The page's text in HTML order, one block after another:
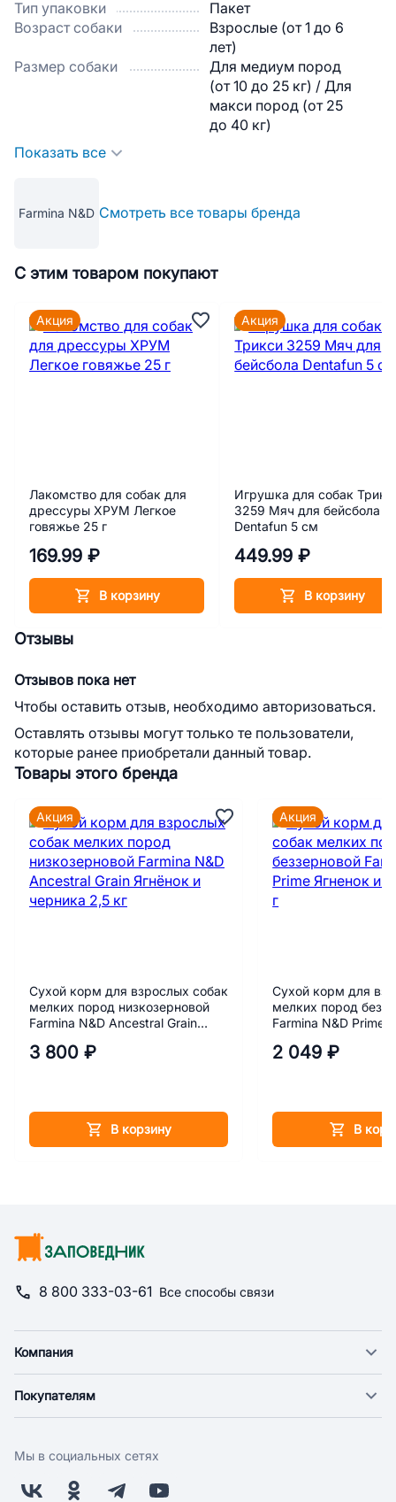
Тип упаковки
Пакет
Возраст собаки
Взрослые (от 1 до 6
лет)
Размер собаки
Для медиум пород
(от 10 до 25 кг) / Для
макси пород (от 25
до 40 кг)
Показать все
Farmina N&D Смотреть все товары бренда
С этим товаром покупают
Лакомство для собак для
дрессуры ХРУМ Легкое
говяжье 25 г
169.99 ₽
В корзину
Акция
Игрушка для собак
3259 Мяч для бейсбола
Dentafun 5 см
449.99 ₽
В корзину
Акция
Товары этого бренда
Сухой корм для взрослых собак
мелких пород низкозерновой
Farmina N&D Ancestral Grain
3 800 ₽
В корзину
Акция
Сухой корм для
мелких пород
Farmina N&D Prime
2 049 ₽
В
Акция
Отзывы
Отзывов пока нет
Чтобы оставить отзыв, необходимо авторизоваться.
Оставлять отзывы могут только те пользователи,
которые ранее приобретали данный товар.
8 800 333-03-61 Все способы связи
Компания
Новости
Поставщикам
Заводчикам
Покупателям
Оплата
Бонусная программа
Мы в социальных сетях